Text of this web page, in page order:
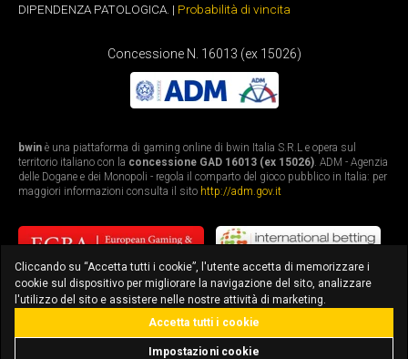
DIPENDENZA PATOLOGICA. | Probabilità di vincita
Concessione N. 16013 (ex 15026)
bwin è una piattaforma di gaming online di bwin Italia S.R.L e opera sul
territorio italiano con la concessione GAD 16013 (ex 15026). ADM - Agenzia
delle Dogane e dei Monopoli - regola il comparto del gioco pubblico in Italia: per
maggiori informazioni consulta il sito http://adm.gov.it
bonus fino a 3.010€ scarica l'app
Cliccando su “Accetta tutti i cookie”, l'utente accetta di memorizzare i
cookie sul dispositivo per migliorare la navigazione del sito, analizzare
l'utilizzo del sito e assistere nelle nostre attività di marketing.
Impostazioni cookie
Accetta tutti i cookie